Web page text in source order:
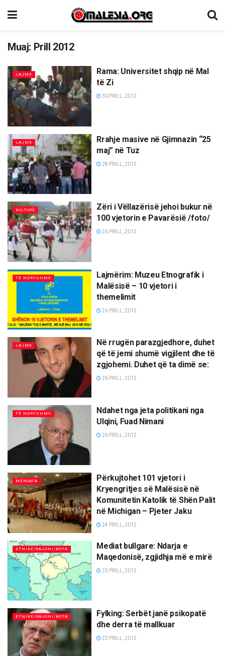
Muaj: Prill 2012
LAJME
Rama: Universitet shqip në Mal
të Zi
30 PRILL, 2012
LAJME
Rrahje masive në Gjimnazin “25
maj” në Tuz
28 PRILL, 2012
KULTURË
Zëri i Vëllazërisë jehoi bukur në
100 vjetorin e Pavarësië /foto/
26 PRILL, 2012
TË NDRYSHME
Lajmërim: Muzeu Etnografik i
Malësisë – 10 vjetori i
themelimit
26 PRILL, 2012
LAJME
Në rrugën parazgjedhore, duhet
që të jemi shumë vigjilent dhe të
zgjohemi. Duhet që ta dimë se:
26 PRILL, 2012
TË NDRYSHME
Ndahet nga jeta politikani nga
Ulqini, Fuad Nimani
26 PRILL, 2012
MËRGATA
Përkujtohet 101 vjetori i
Kryengritjes së Malësisë në
Komunitetin Katolik të Shën Palit
në Michigan – Pjeter Jaku
24 PRILL, 2012
ETNIKE/RAJONI/BOTA
Mediat bullgare: Ndarja e
Maqedonisë, zgjidhja më e mirë
23 PRILL, 2012
ETNIKE/RAJONI/BOTA
Fylking: Serbët janë psikopatë
dhe derra të mallkuar
23 PRILL, 2012